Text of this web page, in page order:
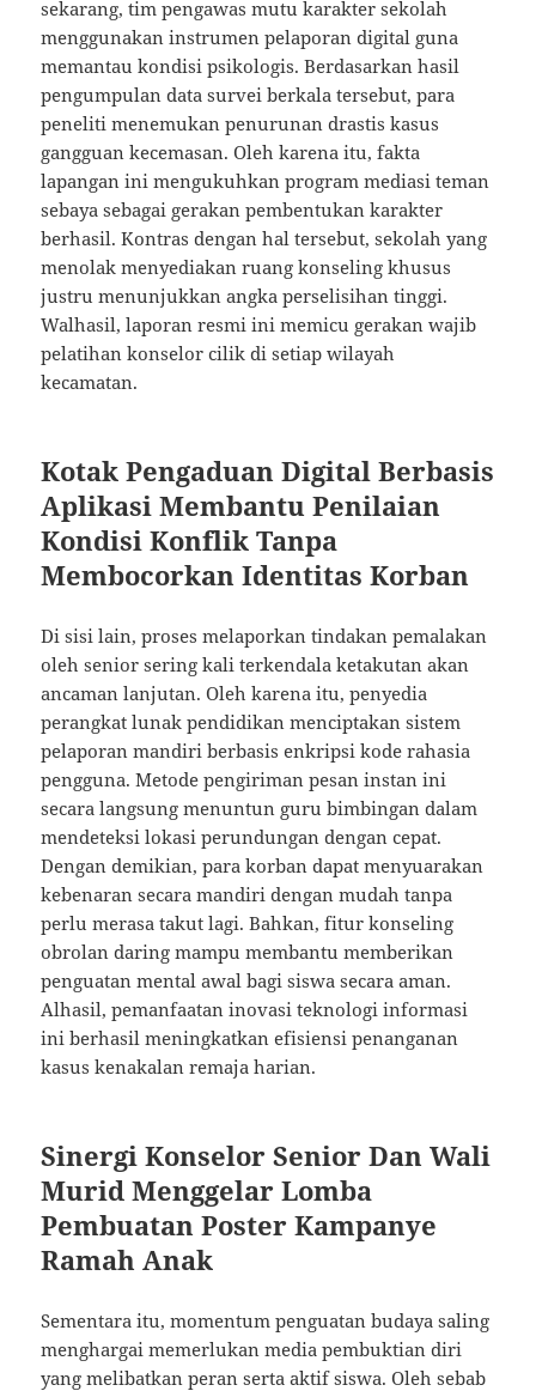
sekarang, tim pengawas mutu karakter sekolah
menggunakan instrumen pelaporan digital guna
memantau kondisi psikologis. Berdasarkan hasil
pengumpulan data survei berkala tersebut, para
peneliti menemukan penurunan drastis kasus
gangguan kecemasan. Oleh karena itu, fakta
lapangan ini mengukuhkan program mediasi teman
sebaya sebagai gerakan pembentukan karakter
berhasil. Kontras dengan hal tersebut, sekolah yang
menolak menyediakan ruang konseling khusus
justru menunjukkan angka perselisihan tinggi.
Walhasil, laporan resmi ini memicu gerakan wajib
pelatihan konselor cilik di setiap wilayah
kecamatan.
Kotak Pengaduan Digital Berbasis
Aplikasi Membantu Penilaian
Kondisi Konflik Tanpa
Membocorkan Identitas Korban
Di sisi lain, proses melaporkan tindakan pemalakan
oleh senior sering kali terkendala ketakutan akan
ancaman lanjutan. Oleh karena itu, penyedia
perangkat lunak pendidikan menciptakan sistem
pelaporan mandiri berbasis enkripsi kode rahasia
pengguna. Metode pengiriman pesan instan ini
secara langsung menuntun guru bimbingan dalam
mendeteksi lokasi perundungan dengan cepat.
Dengan demikian, para korban dapat menyuarakan
kebenaran secara mandiri dengan mudah tanpa
perlu merasa takut lagi. Bahkan, fitur konseling
obrolan daring mampu membantu memberikan
penguatan mental awal bagi siswa secara aman.
Alhasil, pemanfaatan inovasi teknologi informasi
ini berhasil meningkatkan efisiensi penanganan
kasus kenakalan remaja harian.
Sinergi Konselor Senior Dan Wali
Murid Menggelar Lomba
Pembuatan Poster Kampanye
Ramah Anak
Sementara itu, momentum penguatan budaya saling
menghargai memerlukan media pembuktian diri
yang melibatkan peran serta aktif siswa. Oleh sebab